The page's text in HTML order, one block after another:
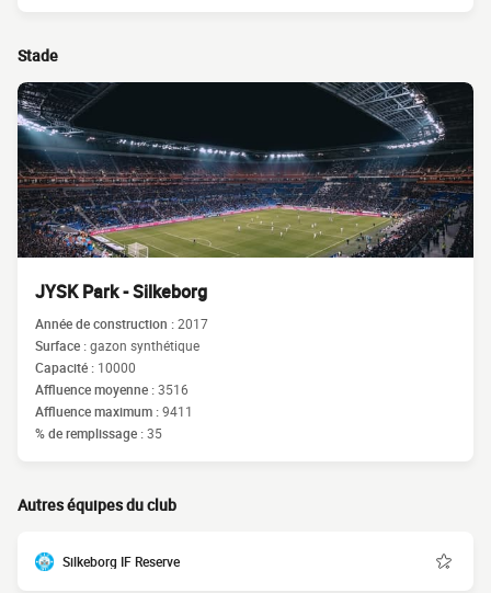
Stade
JYSK Park - Silkeborg
Année de construction :2017
Surface :gazon synthétique
Capacité : 10000
Affluence moyenne :3516
Affluence maximum :9411
% de remplissage :35
Autres équipes du club
Silkeborg IF Reserve